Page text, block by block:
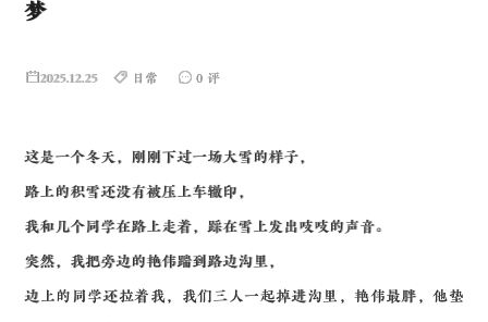
梦
2025.12.25 日常 0 评
这是一个冬天，刚刚下过一场大雪的样子，
路上的积雪还没有被压上车辙印，
我和几个同学在路上走着，踩在雪上发出吱吱的声音。
突然，我把旁边的艳伟踹到路边沟里，
边上的同学还拉着我，我们三人一起掉进沟里，艳伟最胖，他垫